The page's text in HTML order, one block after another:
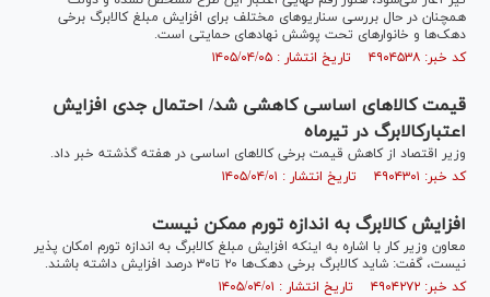
همچنان در حال بررسی سناریو‌های مختلف برای افزایش مبلغ کالابرگ برخی
دهک‌ها و خانوار‌های تحت پوشش نهاد‌های حمایتی است.
کد خبر: ۴۹۰۴۵۳۸ تاریخ انتشار : ۱۴۰۵/۰۴/۰۵
قیمت کالا‌های اساسی کاهشی شد/ احتمال جدی افزایش
اعتبارکالابرگ در تیرماه
وزیر اقتصاد از کاهش قیمت برخی کالا‌های اساسی در هفته گذشته خبر داد.
کد خبر: ۴۹۰۴۳۰۱ تاریخ انتشار : ۱۴۰۵/۰۴/۰۱
افزایش کالابرگ به اندازه تورم ممکن نیست
معاون وزیر کار با اشاره به اینکه افزایش مبلغ کالابرگ به اندازه تورم امکان پذیر
نیست، گفت: شاید کالابرگ برخی دهک‌ها ۲۰ تا۳۰ درصد افزایش داشته باشند.
کد خبر: ۴۹۰۴۲۷۲ تاریخ انتشار : ۱۴۰۵/۰۴/۰۱